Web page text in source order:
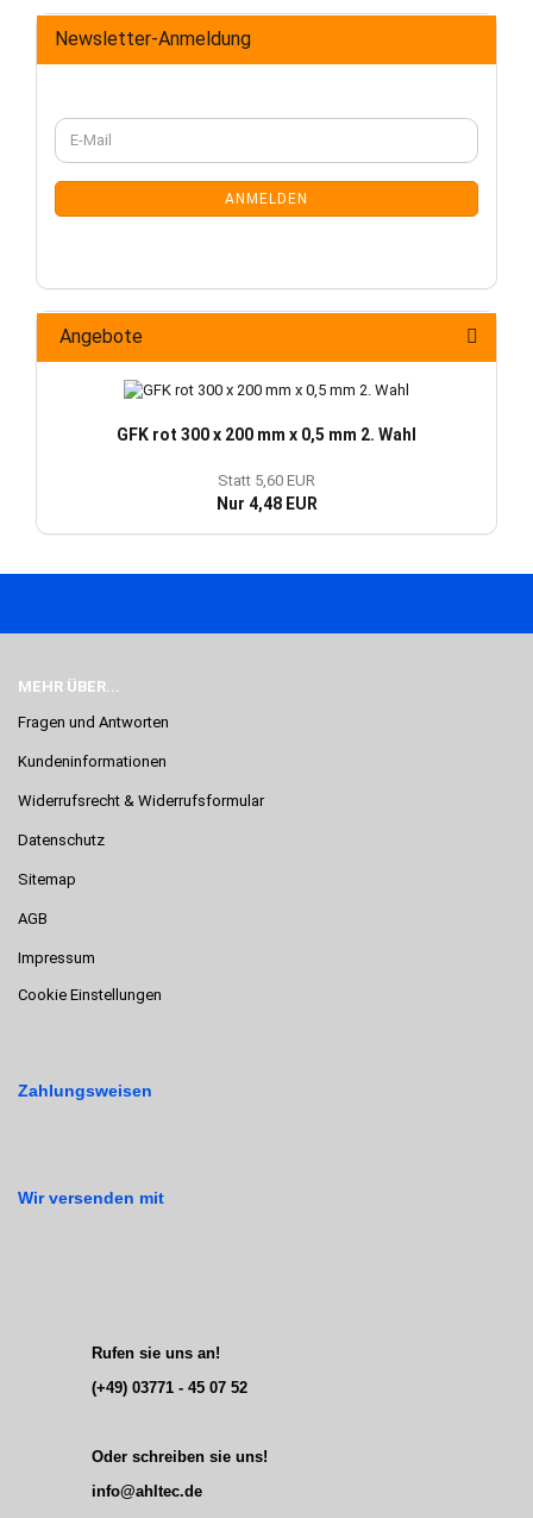
Newsletter-Anmeldung
WEITER
ZUR
NEWSLETTER-
ANMELDUNG
E-
Mail
ANMELDEN
Angebote
GFK rot 300 x 200 mm x 0,5 mm 2. Wahl
Statt 5,60 EUR
Nur 4,48 EUR
MEHR ÜBER...
Fragen und Antworten
Kundeninformationen
Widerrufsrecht & Widerrufsformular
Datenschutz
Sitemap
AGB
Impressum
Cookie Einstellungen
Zahlungsweisen
Wir versenden mit
Rufen sie uns an!
(+49) 03771 - 45 07 52
Oder schreiben sie uns!
info@ahltec.de